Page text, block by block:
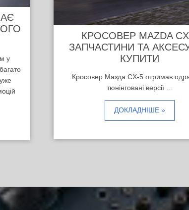
у
КРОСОВЕР MAZDA
ЗАПЧАСТИНИ ТА
КУПИТИ
Кросовер Мазда CX-5 отримав
тюнінговані версії …
ДОКЛАДНІШЕ »